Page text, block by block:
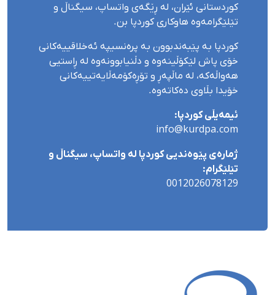
کوردستانی ئێران، لە ڕێگەی واتساپ، سیگناڵ و
تێلێگرامەوە هاوکاری کوردپا بن.
کوردپا بە پێبەندبوون بە پرەنسیپە ئەخلاقییەکانی
خۆی پاش لێکۆڵینەوە و دڵنیابوونەوە لە ڕاستیی
هەواڵەکە، لە ماڵپەڕ و تۆڕەکۆمەڵایەتییەکانی
خۆیدا بڵاوی دەکاتەوە.
ئیمەیڵی کوردپا:
info@kurdpa.com
ژمارەی پێوەندیی کوردپا لە واتساپ، سیگناڵ و
تێلێگرام:
0012026078129